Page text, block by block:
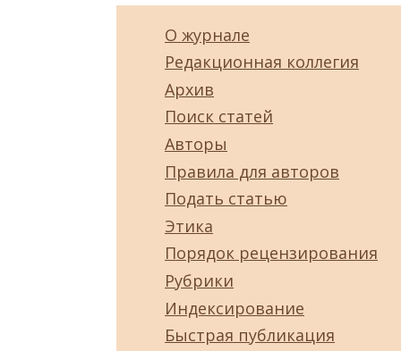
О журнале
Редакционная коллегия
Архив
Поиск статей
Авторы
Правила для авторов
Подать статью
Этика
Порядок рецензирования
Рубрики
Индексирование
Быстрая публикация